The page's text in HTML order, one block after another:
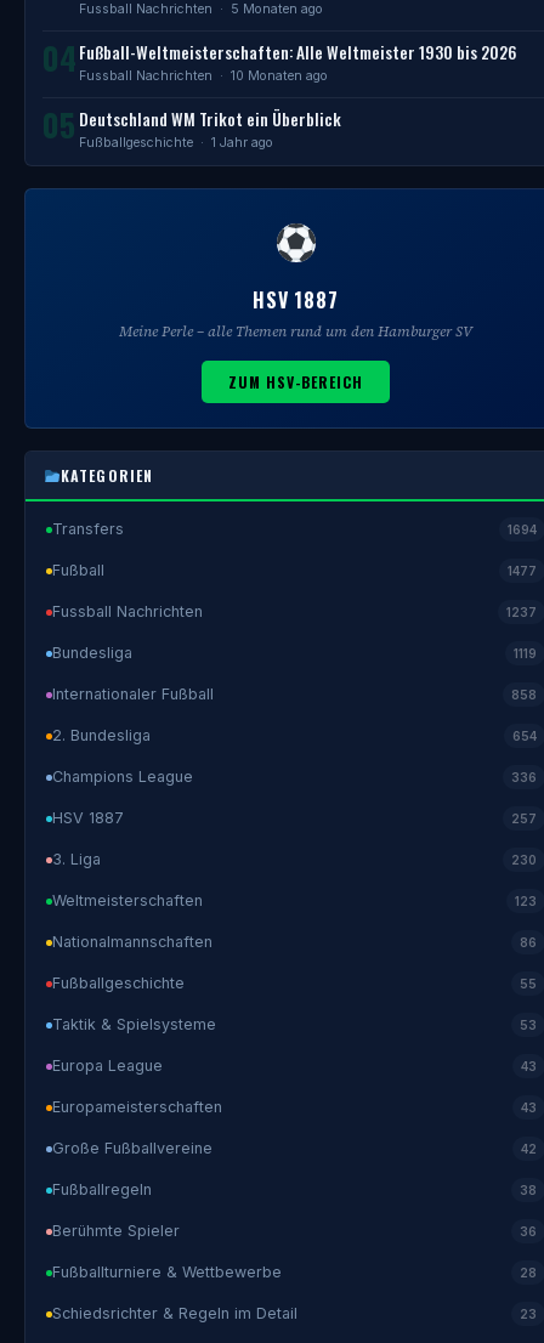
Fussball Nachrichten · 5 Monaten ago
04 Fußball-Weltmeisterschaften: Alle Weltmeister 1930 bis 2026
Fussball Nachrichten · 10 Monaten ago
05 Deutschland WM Trikot ein Überblick
Fußballgeschichte · 1 Jahr ago
HSV 1887
Meine Perle – alle Themen rund um den Hamburger SV
ZUM HSV-BEREICH
KATEGORIEN
Transfers 1694
Fußball 1477
Fussball Nachrichten 1237
Bundesliga 1119
Internationaler Fußball 858
2. Bundesliga 654
Champions League 336
HSV 1887 257
3. Liga 230
Weltmeisterschaften 123
Nationalmannschaften 86
Fußballgeschichte 55
Taktik & Spielsysteme 53
Europa League 43
Europameisterschaften 43
Große Fußballvereine 42
Fußballregeln 38
Berühmte Spieler 36
Fußballturniere & Wettbewerbe 28
Schiedsrichter & Regeln im Detail 23